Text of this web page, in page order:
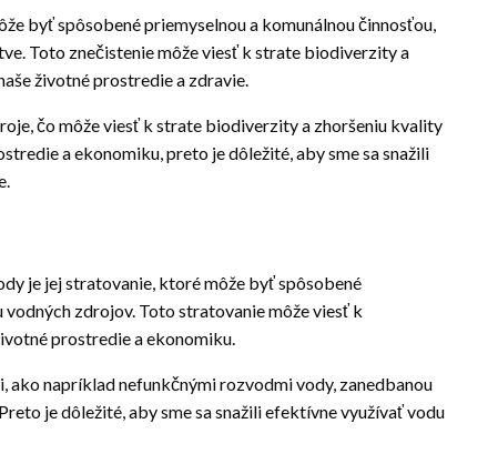
byť spôsobené priemyselnou a komunálnou činnosťou,
Toto znečistenie môže viesť k strate biodiverzity a
životné prostredie a zdravie.
čo môže viesť k strate biodiverzity a zhoršeniu kvality
a ekonomiku, preto je dôležité, aby sme sa snažili
je jej stratovanie, ktoré môže byť spôsobené
zdrojov. Toto stratovanie môže viesť k
prostredie a ekonomiku.
napríklad nefunkčnými rozvodmi vody, zanedbanou
je dôležité, aby sme sa snažili efektívne využívať vodu